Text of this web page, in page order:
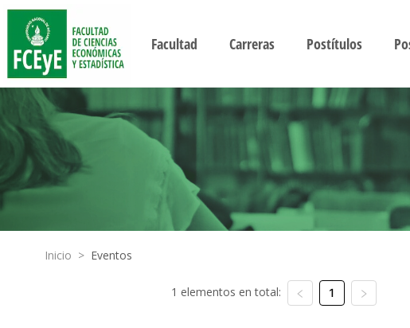
Facultad Carreras Postítulos
Inicio > Eventos
1 elementos en total: 1